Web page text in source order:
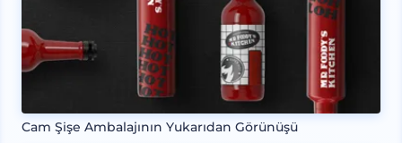
Cam Şişe Ambalajının Yukarıdan Görünüşü